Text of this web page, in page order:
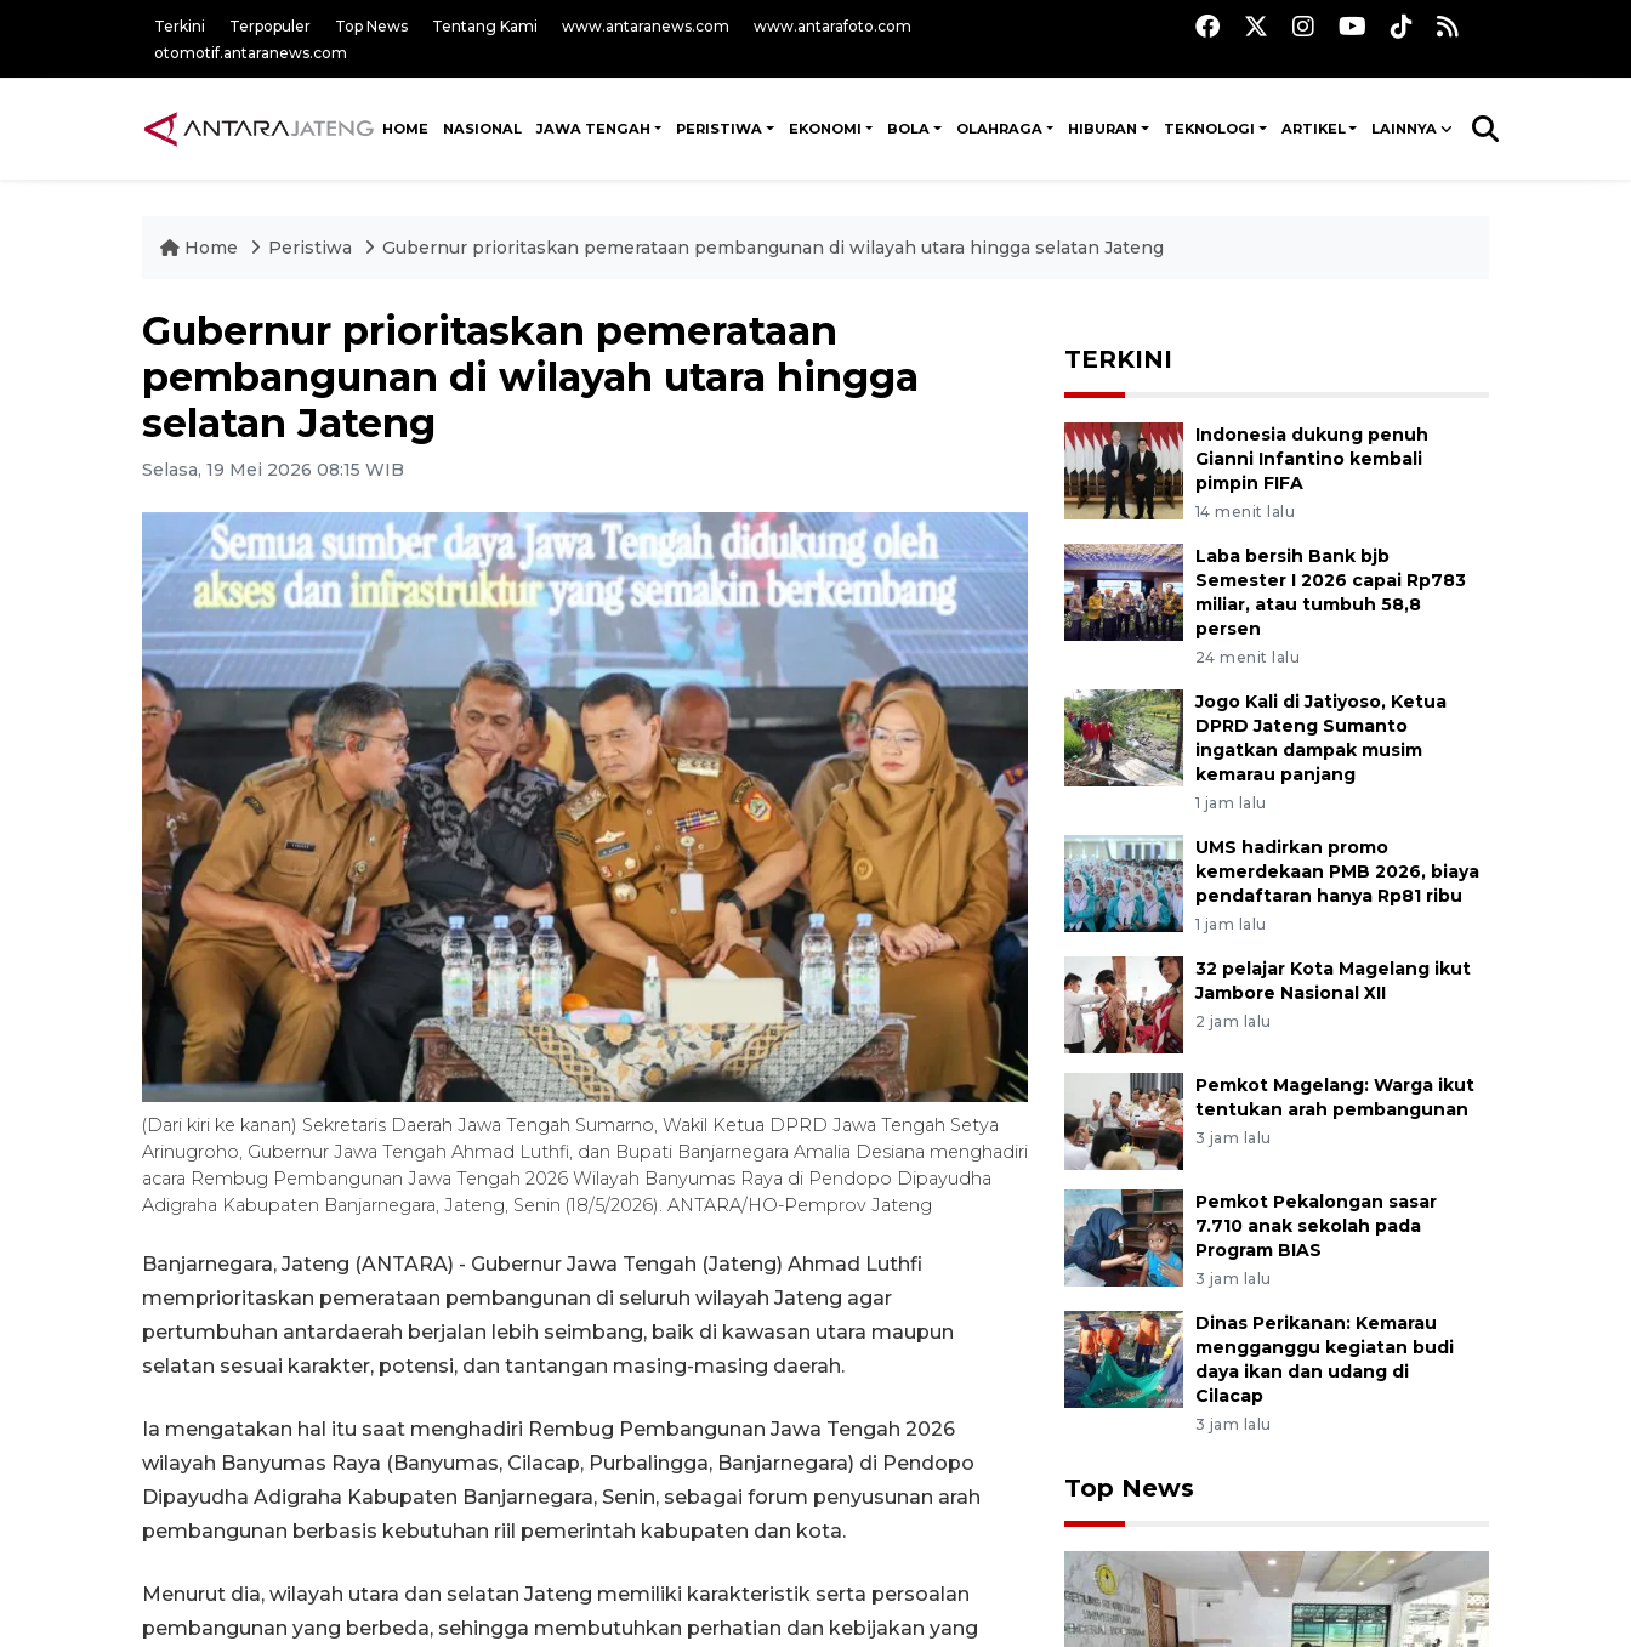
Terkini Terpopuler Top News Tentang Kami www.antaranews.com
www.antarafoto.com
otomotif.antaranews.com
HOME NASIONAL JAWA TENGAH PERISTIWA EKONOMI BOLA OLAHRAGA HIBURAN TEKNOLOGI ARTIKEL LAINNYA
Home Peristiwa Gubernur prioritaskan pemerataan pembangunan di wilayah utara hingga selatan Jateng
Gubernur prioritaskan pemerataan
pembangunan di wilayah utara hingga
selatan Jateng
Selasa, 19 Mei 2026 08:15 WIB
(Dari kiri ke kanan) Sekretaris Daerah Jawa Tengah Sumarno, Wakil Ketua DPRD Jawa Tengah Setya
Arinugroho, Gubernur Jawa Tengah Ahmad Luthfi, dan Bupati Banjarnegara Amalia Desiana menghadiri
acara Rembug Pembangunan Jawa Tengah 2026 Wilayah Banyumas Raya di Pendopo Dipayudha
Adigraha Kabupaten Banjarnegara, Jateng, Senin (18/5/2026). ANTARA/HO-Pemprov Jateng
Banjarnegara, Jateng (ANTARA) - Gubernur Jawa Tengah (Jateng) Ahmad Luthfi
memprioritaskan pemerataan pembangunan di seluruh wilayah Jateng agar
pertumbuhan antardaerah berjalan lebih seimbang, baik di kawasan utara maupun
selatan sesuai karakter, potensi, dan tantangan masing-masing daerah.
Ia mengatakan hal itu saat menghadiri Rembug Pembangunan Jawa Tengah 2026
wilayah Banyumas Raya (Banyumas, Cilacap, Purbalingga, Banjarnegara) di Pendopo
Dipayudha Adigraha Kabupaten Banjarnegara, Senin, sebagai forum penyusunan arah
pembangunan berbasis kebutuhan riil pemerintah kabupaten dan kota.
Menurut dia, wilayah utara dan selatan Jateng memiliki karakteristik serta persoalan
pembangunan yang berbeda, sehingga membutuhkan perhatian dan kebijakan yang
TERKINI
Indonesia dukung penuh
Gianni Infantino kembali
pimpin FIFA
14 menit lalu
Laba bersih Bank bjb
Semester I 2026 capai Rp783
miliar, atau tumbuh 58,8
persen
24 menit lalu
Jogo Kali di Jatiyoso, Ketua
DPRD Jateng Sumanto
ingatkan dampak musim
kemarau panjang
1 jam lalu
UMS hadirkan promo
kemerdekaan PMB 2026, biaya
pendaftaran hanya Rp81 ribu
1 jam lalu
32 pelajar Kota Magelang ikut
Jambore Nasional XII
2 jam lalu
Pemkot Magelang: Warga ikut
tentukan arah pembangunan
3 jam lalu
Pemkot Pekalongan sasar
7.710 anak sekolah pada
Program BIAS
3 jam lalu
Dinas Perikanan: Kemarau
mengganggu kegiatan budi
daya ikan dan udang di
Cilacap
3 jam lalu
Top News